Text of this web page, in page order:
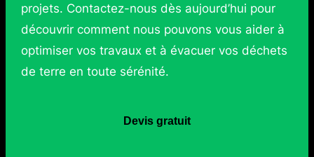
projets. Contactez-nous dès aujourd’hui pour
découvrir comment nous pouvons vous aider à
optimiser vos travaux et à évacuer vos déchets
de terre en toute sérénité.
Devis gratuit